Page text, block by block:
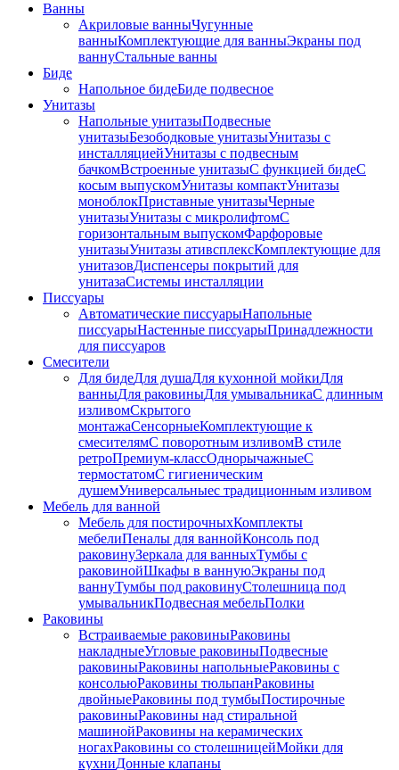
Ванны
Акриловые ванныЧугунные
ванныКомплектующие для ванныЭкраны под
ваннуСтальные ванны
Биде
Напольное бидеБиде пoдвеснoе
Унитазы
Напольные унитазыПодвесные
унитазыБезободковые унитазыУнитазы с
инсталляциейУнитазы с подвесным
бачкомВстроенные унитазыС функцией бидеС
косым выпускомУнитазы компактУнитазы
моноблокПриставные унитазыЧерные
унитазыУнитазы с микролифтомC
горизонтальным выпускомФарфоровые
унитазыУнитазы ативсплексКомплектующие для
унитазовДиспенсеры покрытий для
унитазаСистемы инсталляции
Писсуары
Автоматические писсуарыНапольные
писсуарыНастенные писсуарыПринадлежности
для писсуаров
Смесители
Для бидеДля душаДля кухонной мойкиДля
ванныДля раковиныДля умывальникаС длинным
изливомСкрытого
монтажаСенсорныеКомплектующие к
смесителямС поворотным изливомВ стиле
ретроПремиум-классОднорычажныеС
термостатомС гигиеническим
душемУниверсальныес традиционным изливом
Мебель для ванной
Мебель для постирочныхКомплекты
мебелиПеналы для ваннойКонсоль под
раковинуЗеркала для ванныхТумбы с
раковинойШкафы в ваннуюЭкраны под
ваннуТумбы под раковинуСтолешница под
умывальникПодвесная мебельПолки
Раковины
Встраиваемые раковиныРаковины
накладныеУгловые раковиныПодвесные
раковиныРаковины напольныеРаковины с
консольюРаковины тюльпанРаковины
двойныеРаковины под тумбыПостирочные
раковиныРаковины над стиральной
машинойРаковины на керамических
ногахРаковины со столешницейМойки для
кухниДонные клапаны